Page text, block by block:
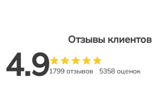
Отзывы клиентов
4.91799 отзывов 5358 оценок